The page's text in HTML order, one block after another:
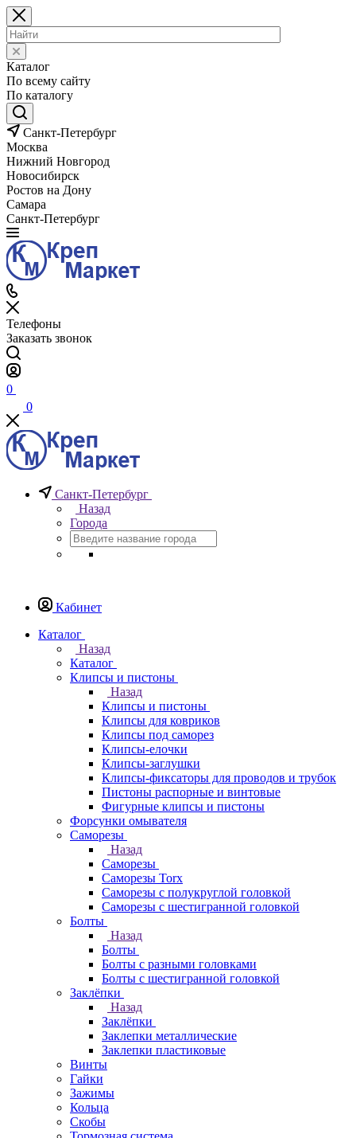
Каталог
По всему сайту
По каталогу
Санкт-Петербург
Москва
Нижний Новгород
Новосибирск
Ростов на Дону
Самара
Санкт-Петербург
Телефоны
Заказать звонок
0
0
Санкт-Петербург
Назад
Города
Кабинет
Каталог
Назад
Каталог
Клипсы и пистоны
Назад
Клипсы и пистоны
Клипсы для ковриков
Клипсы под саморез
Клипсы-елочки
Клипсы-заглушки
Клипсы-фиксаторы для проводов и трубок
Пистоны распорные и винтовые
Фигурные клипсы и пистоны
Форсунки омывателя
Саморезы
Назад
Саморезы
Саморезы Torx
Саморезы с полукруглой головкой
Саморезы с шестигранной головкой
Болты
Назад
Болты
Болты с разными головками
Болты с шестигранной головкой
Заклёпки
Назад
Заклёпки
Заклепки металлические
Заклепки пластиковые
Винты
Гайки
Зажимы
Кольца
Скобы